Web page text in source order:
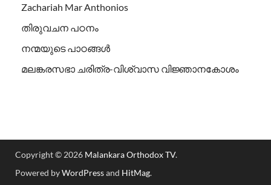
Zachariah Mar Anthonios
തിരുവചന പഠനം
നന്മയുടെ പാഠങ്ങള്‍
മലങ്കരസഭാ ചരിത്ര-വിശ്വാസ വിജ്ഞാനകോശം
Copyright © 2026 Malankara Orthodox TV.
Powered byWordPressand HitMag.